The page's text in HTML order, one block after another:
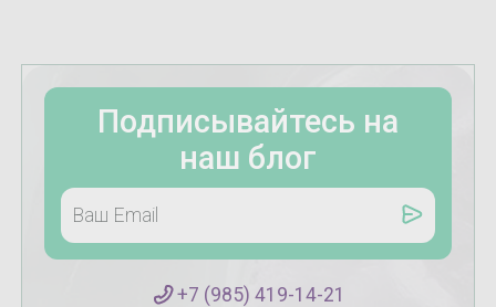
Подписывайтесь на
наш блог
+7 (985) 419-14-21